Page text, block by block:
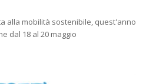
alla mobilità sostenibile, quest'anno
dal 18 al 20 maggio